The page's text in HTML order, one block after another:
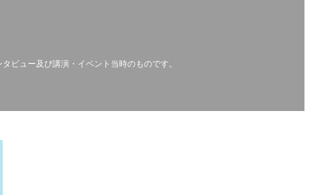
タビュー及び講演・イベント当時のものです。